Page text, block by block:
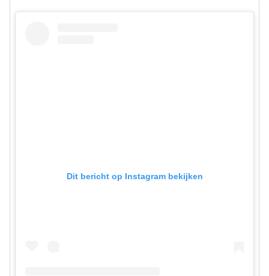
Dit bericht op Instagram bekijken